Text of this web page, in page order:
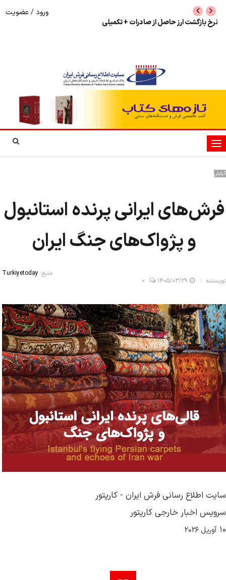
نرخ بازگشت ارز حاصل از صادرات + تکمیلی
ورود /عضویت
تغییر
وضعیت
گزارش
فرش‌های ایرانی پرنده استانبول
و پژواک‌های جنگ ایران
نویسنده ۱۴۰۵/۰۳/۲۹ 0
منبع: Turkiyetoday
سایت اطلاع رسانی فرش ایران - کارپتور
سرویس اخبار خارجی کارپتور
۱۰ آوریل۲۰۲۶